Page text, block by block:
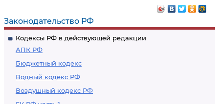
Законодательство РФ
Кодексы РФ в действующей редакции
АПК РФ
Бюджетный кодекс
Водный кодекс РФ
Воздушный кодекс РФ
документы, помимо
предусмотренных
законодательством